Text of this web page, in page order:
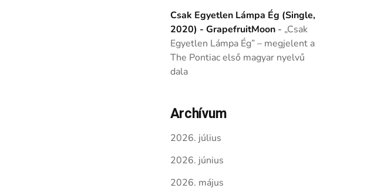
Csak Egyetlen Lámpa Ég (Single,
2020) - GrapefruitMoon- „Csak
Egyetlen Lámpa Ég” – megjelent a
The Pontiac első magyar nyelvű
dala
Archívum
2026. július
2026. június
2026. május